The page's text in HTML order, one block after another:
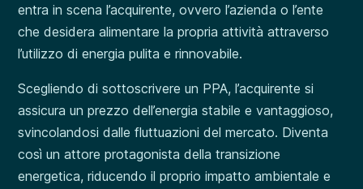
entra in scena l’acquirente, ovvero l’azienda o l’ente
che desidera alimentare la propria attività attraverso
l’utilizzo di energia pulita e rinnovabile.
Scegliendo di sottoscrivere un PPA, l’acquirente si
assicura un prezzo dell’energia stabile e vantaggioso,
svincolandosi dalle fluttuazioni del mercato. Diventa
così un attore protagonista della transizione
energetica, riducendo il proprio impatto ambientale e